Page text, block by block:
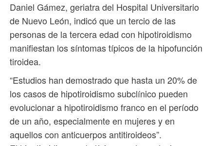
Daniel Gámez, geriatra del Hospital Universitario
de Nuevo León, indicó que un tercio de las
personas de la tercera edad con hipotiroidismo
manifiestan los síntomas típicos de la hipofunción
tiroidea.
“Estudios han demostrado que hasta un 20% de
los casos de hipotiroidismo subclínico pueden
evolucionar a hipotiroidismo franco en el período
de un año, especialmente en mujeres y en
aquellos con anticuerpos antitiroideos”.